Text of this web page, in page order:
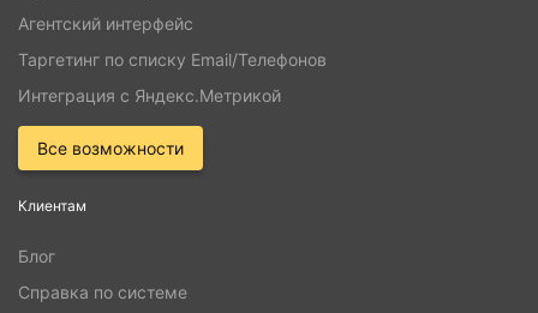
Агентский интерфейс
Таргетинг по списку Email/Телефонов
Интеграция с Яндекс.Метрикой
Все возможности
Клиентам
Блог
Справка по системе